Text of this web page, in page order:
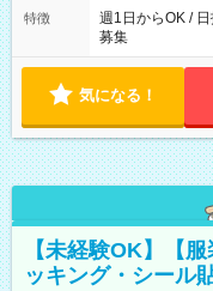
特徴
週1日からOK /
募集
気になる！
【未経験OK】【
ッキング・シール